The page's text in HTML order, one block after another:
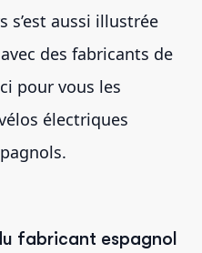
s’est aussi illustrée
des fabricants de
pour vous les
électriques
fabricant espagnol